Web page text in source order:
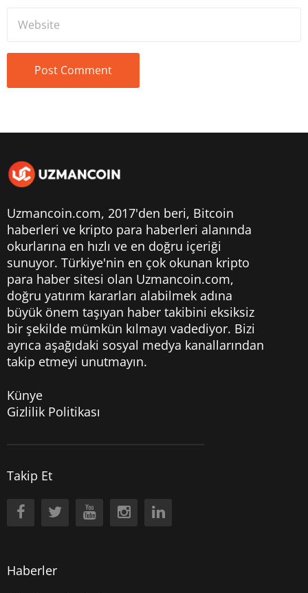
Uzmancoin.com, 2017'den beri, Bitcoin
haberleri ve kripto para haberleri alanında
okurlarına en hızlı ve en doğru içeriği
sunuyor. Türkiye'nin en çok okunan kripto
para haber sitesi olan Uzmancoin.com,
doğru yatırım kararları alabilmek adına
büyük önem taşıyan haber takibini eksiksiz
bir şekilde mümkün kılmayı vadediyor. Bizi
ayrıca aşağıdaki sosyal medya kanallarından
takip etmeyi unutmayın.
Künye
Gizlilik Politikası
Takip Et
Haberler